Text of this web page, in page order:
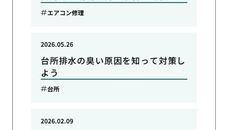
エアコン修理
台所排水の臭い原因を知って対策し
よう
2026.05.26
台所
2026.02.09